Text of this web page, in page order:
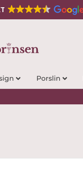
Porslin